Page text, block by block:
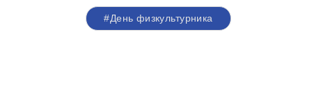
#День физкультурника